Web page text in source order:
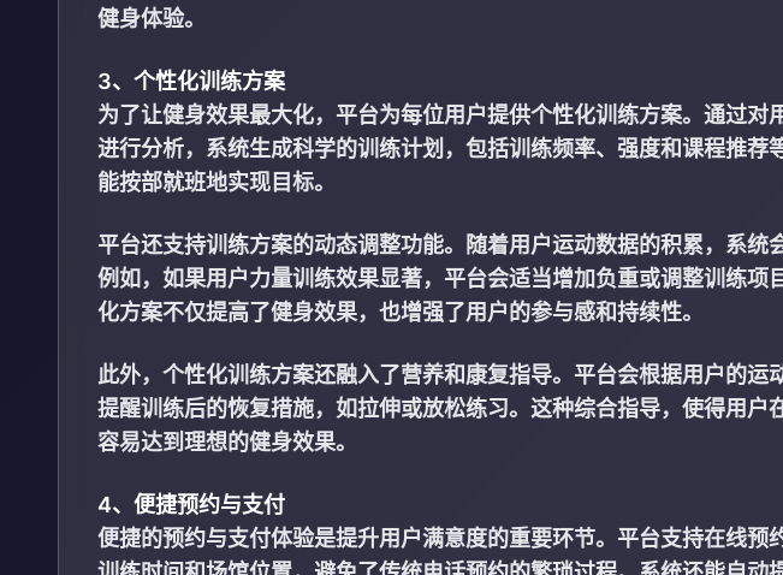
健身体验。
3、个性化训练方案
为了让健身效果最大化，平台为每位用户提供个性化训练方案。通过对
进行分析，系统生成科学的训练计划，包括训练频率、强度和课程推荐
能按部就班地实现目标。
平台还支持训练方案的动态调整功能。随着用户运动数据的积累，系统
例如，如果用户力量训练效果显著，平台会适当增加负重或调整训练项
化方案不仅提高了健身效果，也增强了用户的参与感和持续性。
此外，个性化训练方案还融入了营养和康复指导。平台会根据用户的运
提醒训练后的恢复措施，如拉伸或放松练习。这种综合指导，使得用户
容易达到理想的健身效果。
4、便捷预约与支付
便捷的预约与支付体验是提升用户满意度的重要环节。平台支持在线预